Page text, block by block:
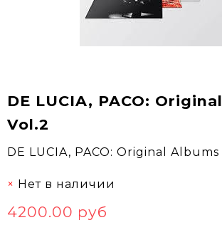
DE LUCIA, PACO:
Vol.2
DE LUCIA, PACO: Original Albums
Нет в наличии
4200.00 руб